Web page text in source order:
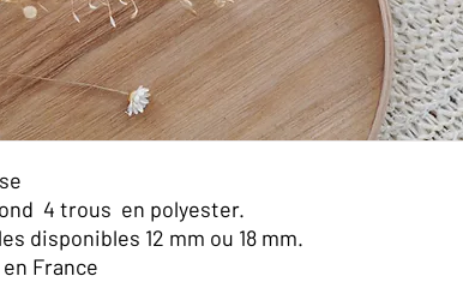
4 trous en polyester.
disponibles 12 mm ou 18 mm.
France